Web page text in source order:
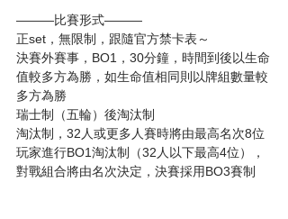
———比賽形式———
正set，無限制，跟隨官方禁卡表～
決賽外賽事，BO1，30分鐘，時間到後以生命
值較多方為勝，如生命值相同則以牌組數量較
多方為勝
瑞士制（五輪）後淘汰制
淘汰制，32人或更多人賽時將由最高名次8位
玩家進行BO1淘汰制（32人以下最高4位），
對戰組合將由名次決定，決賽採用BO3賽制